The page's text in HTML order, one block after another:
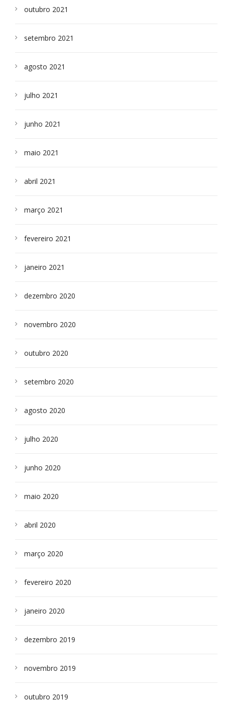
outubro 2021
setembro 2021
agosto 2021
julho 2021
junho 2021
maio 2021
abril 2021
março 2021
fevereiro 2021
janeiro 2021
dezembro 2020
novembro 2020
outubro 2020
setembro 2020
agosto 2020
julho 2020
junho 2020
maio 2020
abril 2020
março 2020
fevereiro 2020
janeiro 2020
dezembro 2019
novembro 2019
outubro 2019